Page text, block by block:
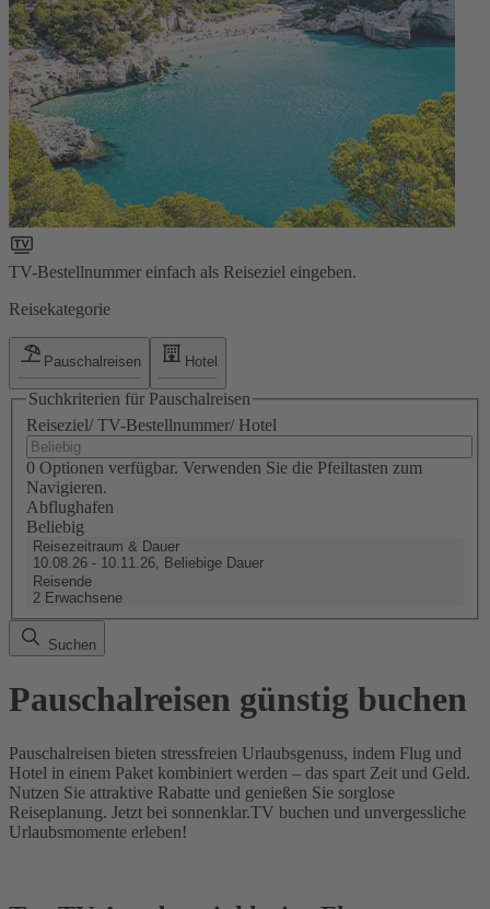
TV-Bestellnummer einfach als Reiseziel eingeben.
Reisekategorie
Pauschalreisen Hotel
Suchkriterien für Pauschalreisen
Reiseziel/ TV-Bestellnummer/ Hotel
0 Optionen verfügbar. Verwenden Sie die Pfeiltasten zum
Navigieren.
Abflughafen
Beliebig
Reisezeitraum & Dauer
10.08.26 - 10.11.26, Beliebige Dauer
Reisende
2 Erwachsene
Suchen
Pauschalreisen günstig buchen
Pauschalreisen bieten stressfreien Urlaubsgenuss, indem Flug und
Hotel in einem Paket kombiniert werden – das spart Zeit und Geld.
Nutzen Sie attraktive Rabatte und genießen Sie sorglose
Reiseplanung. Jetzt bei sonnenklar.TV buchen und unvergessliche
Urlaubsmomente erleben!